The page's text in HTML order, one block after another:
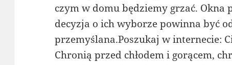
czym w domu będziemy grzać. Okna
decyzja o ich wyborze powinna być
przemyślana.Poszukaj w internecie:
Chronią przed chłodem i gorącem,